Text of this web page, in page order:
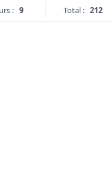
: 9 Total : 212